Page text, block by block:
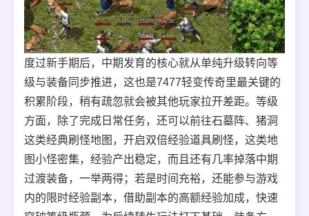
度过新手期后，中期发育的核心就从单纯升级转向等
级与装备同步推进，这也是7477轻变传奇里最关键的
积累阶段，稍有疏忽就会被其他玩家拉开差距。等级
方面，除了完成日常任务，还可以前往石墓阵、猪洞
这类经典刷怪地图，开启双倍经验道具刷怪，这类地
图小怪密集，经验产出稳定，而且还有几率掉落中期
过渡装备，一举两得；若是时间充裕，还能参与游戏
内的限时经验副本，借助副本的高额经验加成，快速